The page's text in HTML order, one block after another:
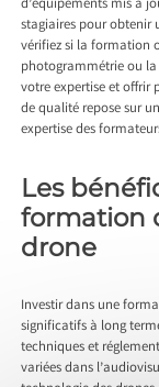
d’équipements mis à
stagiaires pour obtenir
vérifiez si la formation
photogrammétrie ou
votre expertise et offrir
de qualité repose sur
expertise des
Les
formation
drone
Investir dans une
significatifs à long
techniques et
variées dans